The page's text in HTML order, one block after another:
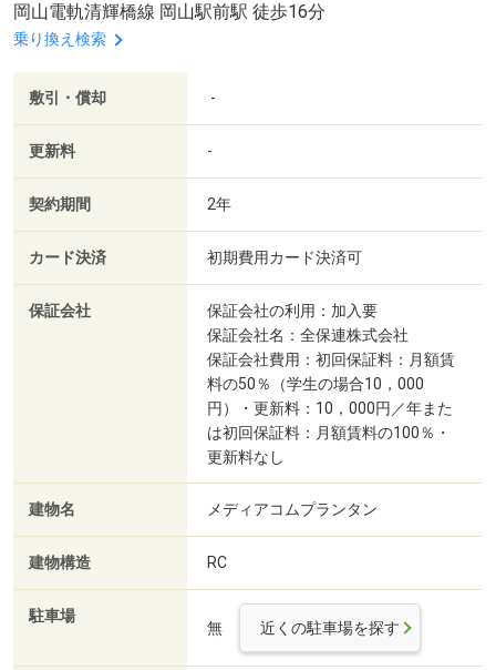
岡山電軌清輝橋線 岡山駅前駅 徒歩16分
乗り換え検索
敷引・償却 -
更新料 -
契約期間 2年
カード決済 初期費用カード決済可
保証会社
保証会社の利用：加入要
保証会社名：全保連株式会社
保証会社費用：初回保証料：月額賃
料の50％（学生の場合10，000
円）・更新料：10，000円／年また
は初回保証料：月額賃料の100％・
更新料なし
建物名 メディアコムプランタン
建物構造 RC
駐車場
無 近くの駐車場を探す